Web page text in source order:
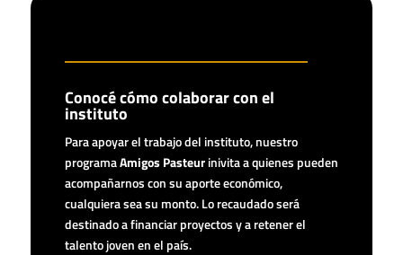
Conocé cómo colaborar con el
instituto
Para apoyar el trabajo del instituto, nuestro
programaAmigos Pasteur inivita a quienes pueden
acompañarnos con su aporte económico,
cualquiera sea su monto. Lo recaudado será
destinado a financiar proyectos y a retener el
talento joven en el país.